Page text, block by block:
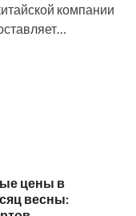
компании
цены в
весны: